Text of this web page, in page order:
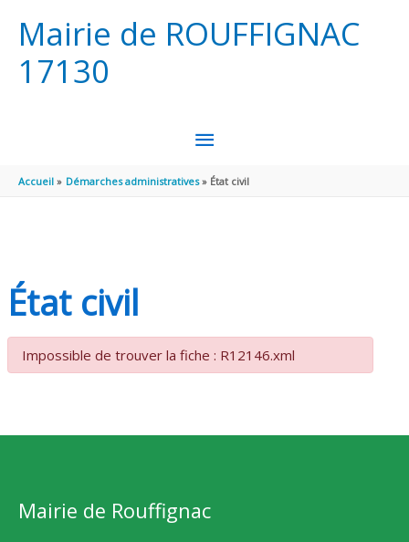
Mairie de ROUFFIGNAC
17130
MENU
PRINCIPAL
Accueil Démarches administratives État civil
État civil
Impossible de trouver la fiche : R12146.xml
Mairie de Rouffignac